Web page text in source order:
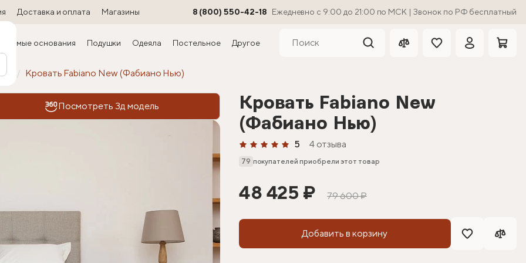
Доставка и оплата Магазины 8 (800) 550-42-18 Ежедневно с 9:00 до 21:00 по МСК | Звонок по РФ бесплатный
основания Подушки Одеяла Постельное Другое
Кровать Fabiano New (Фабиано Нью)
Посмотреть 3д модель
Кровать Fabiano New
(Фабиано Нью)
5 4 отзыва
79 покупателей приобрели этот товар
48 425 ₽ 79 600 ₽
Добавить в корзину